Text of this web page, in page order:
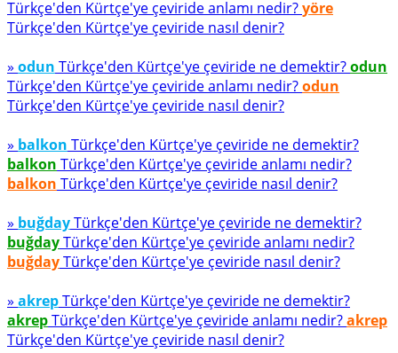
Türkçe'den Kürtçe'ye çeviride anlamı nedir?yöre
Türkçe'den Kürtçe'ye çeviride nasıl denir?
» odun Türkçe'den Kürtçe'ye çeviride ne demektir?odun
Türkçe'den Kürtçe'ye çeviride anlamı nedir?odun
Türkçe'den Kürtçe'ye çeviride nasıl denir?
» balkon Türkçe'den Kürtçe'ye çeviride ne demektir?
balkon Türkçe'den Kürtçe'ye çeviride anlamı nedir?
balkon Türkçe'den Kürtçe'ye çeviride nasıl denir?
» buğdayTürkçe'den Kürtçe'ye çeviride ne demektir?
buğdayTürkçe'den Kürtçe'ye çeviride anlamı nedir?
buğdayTürkçe'den Kürtçe'ye çeviride nasıl denir?
» akrepTürkçe'den Kürtçe'ye çeviride ne demektir?
akrepTürkçe'den Kürtçe'ye çeviride anlamı nedir?akrep
Türkçe'den Kürtçe'ye çeviride nasıl denir?